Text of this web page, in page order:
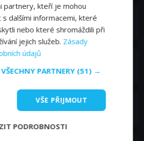
of Paking Property Agency
partnery, kteří je mohou
s dalšími informacemi, které
nebo které shromáždili při
jejich služeb. Zásady
údajů
PARTNERY (51) →
VŠE PŘIJMOUT
PODROBNOSTI